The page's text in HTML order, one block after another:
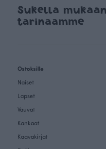
Sukella mukaan
tarinaamme
Ostoksille
Naiset
Lapset
Vauvat
Kankaat
Kaavakirjat